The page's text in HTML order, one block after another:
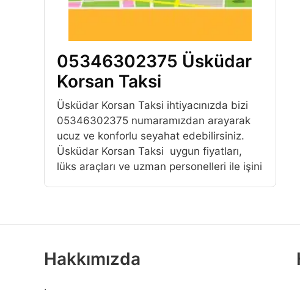
05346302375 Üsküdar
Korsan Taksi
Üsküdar Korsan Taksi ihtiyacınızda bizi
05346302375 numaramızdan arayarak
ucuz ve konforlu seyahat edebilirsiniz.
Üsküdar Korsan Taksi uygun fiyatları,
lüks araçları ve uzman personelleri ile işini
Hakkımızda